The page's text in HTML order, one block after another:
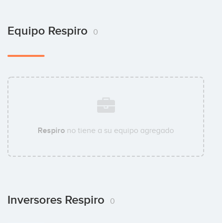
Equipo Respiro 0
Respiro no tiene a su equipo agregado
Inversores Respiro 0